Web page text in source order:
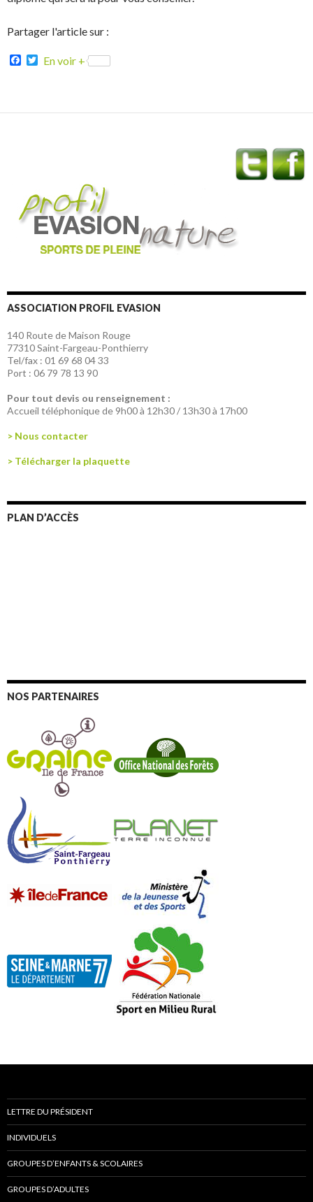
Partager l'article sur :
F
o
T
e
En voir +
ASSOCIATION PROFIL EVASION
140 Route de Maison Rouge
77310 Saint-Fargeau-Ponthierry
Tel/fax : 01 69 68 04 33
Port : 06 79 78 13 90
Pour tout devis ou renseignement :
Accueil téléphonique de 9h00 à 12h30 / 13h30 à 17h00
> Nous contacter
> Télécharger la plaquette
PLAN D’ACCÈS
NOS PARTENAIRES
LETTRE DU PRÉSIDENT
INDIVIDUELS
GROUPES D’ENFANTS & SCOLAIRES
GROUPES D’ADULTES